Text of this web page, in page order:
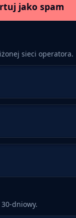
jako spam
sieci operatora.
dniowy.